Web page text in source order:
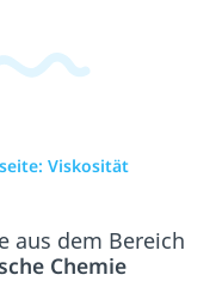
Viskosität
aus dem Bereich
Chemie